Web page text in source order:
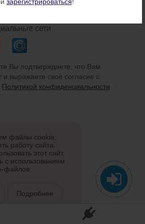
сети
Вы подтверждаете, что Вам
и выражаете своё согласие с
Политикой конфиденциальности
файлы cookie,
работу сайта.
этот сайт,
с использованием
файлов.
Подробнее